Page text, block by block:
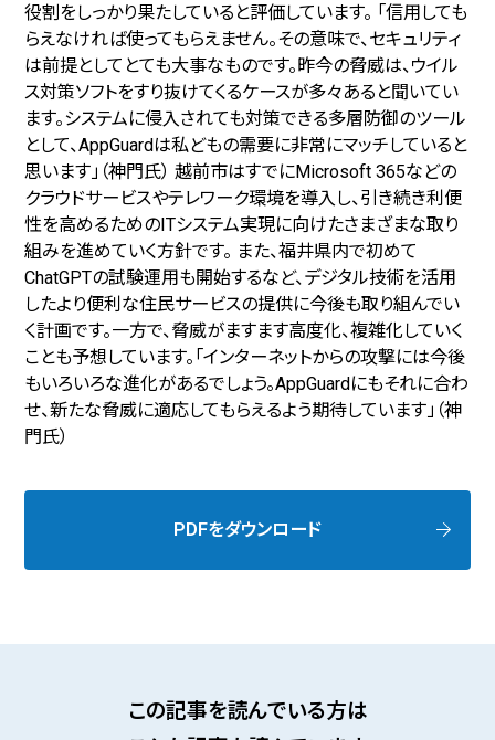
役割をしっかり果たしていると評価しています。 「信用しても
らえなければ使ってもらえません。その意味で、セキュリティ
は前提としてとても大事なものです。昨今の脅威は、ウイル
ス対策ソフトをすり抜けてくるケースが多々あると聞いてい
ます。システムに侵入されても対策できる多層防御のツール
として、AppGuardは私どもの需要に非常にマッチしていると
思います」（神門氏） 越前市はすでにMicrosoft 365などの
クラウドサービスやテレワーク環境を導入し、引き続き利便
性を高めるためのITシステム実現に向けたさまざまな取り
組みを進めていく方針です。 また、福井県内で初めて
ChatGPTの試験運用も開始するなど、デジタル技術を活用
したより便利な住民サービスの提供に今後も取り組んでい
く計画です。一方で、脅威がますます高度化、複雑化していく
ことも予想しています。「インターネットからの攻撃には今後
もいろいろな進化があるでしょう。AppGuardにもそれに合わ
せ、新たな脅威に適応してもらえるよう期待しています」（神
門氏）
PDFをダウンロード
この記事を読んでいる方は